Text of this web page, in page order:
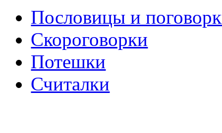
Пословицы и
Скороговорки
Потешки
Считалки